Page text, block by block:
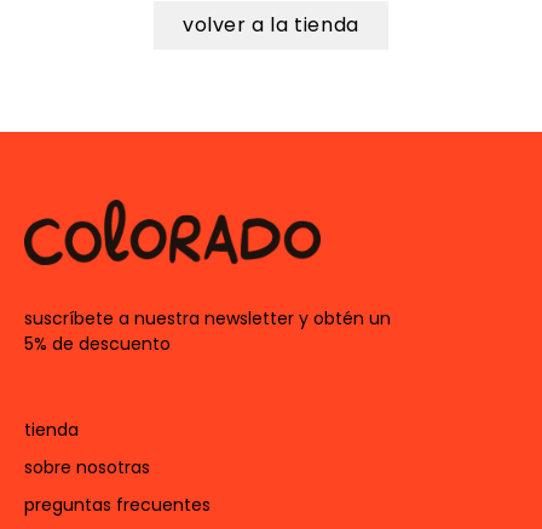
volver a la tienda
suscríbete a nuestra newsletter y obtén un
5% de descuento
tienda
sobre nosotras
preguntas frecuentes